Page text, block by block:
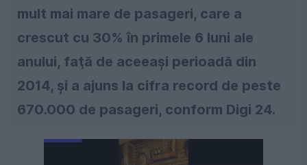
mult mai mare de pasageri, care a
crescut cu 30% în primele 6 luni ale
anului, faţă de aceeaşi perioadă din
2014, și a ajuns la cifra record de peste
670.000 de pasageri, conform Digi 24.